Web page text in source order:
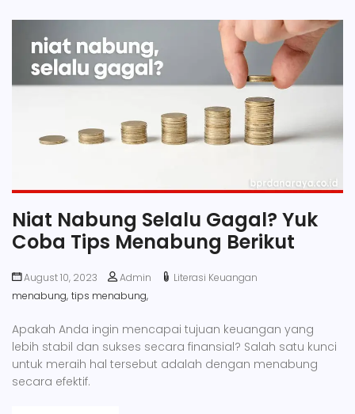
Niat Nabung Selalu Gagal? Yuk
Coba Tips Menabung Berikut
August 10, 2023 Admin
Literasi Keuangan
menabung, tips menabung,
Apakah Anda ingin mencapai tujuan keuangan yang
lebih stabil dan sukses secara finansial? Salah satu kunci
untuk meraih hal tersebut adalah dengan menabung
secara efektif.